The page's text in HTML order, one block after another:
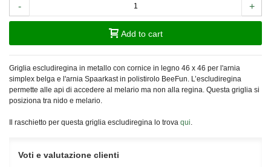
- +
Add to cart
Griglia escludiregina in metallo con cornice in legno 46 x 46 per l'arnia
simplex belga e l'arnia Spaarkast in polistirolo BeeFun L’escludiregina
permette alle api di accedere al melario ma non alla regina. Questa griglia si
posiziona tra nido e melario.
Il raschietto per questa griglia escludiregina lo trova qui
Voti e valutazione clienti